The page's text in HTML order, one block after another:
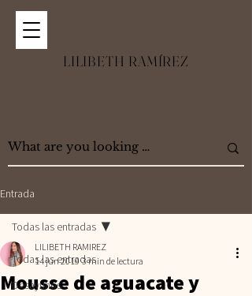
LILIBETH RAMÍREZ
Entrada
Todas las entradas
Desayunos
Todas las entradas
Mousse de aguacate y
LILIBETH RAMIREZ
14 jun 2019 3 min de lectura